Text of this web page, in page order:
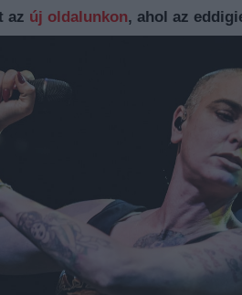
az új oldalunkon, ahol az